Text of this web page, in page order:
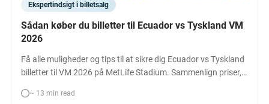
Ekspertindsigt i billetsalg
Sådan køber du billetter til Ecuador vs Tyskland VM
2026
Få alle muligheder og tips til at sikre dig Ecuador vs Tyskland
billetter til VM 2026 på MetLife Stadium. Sammenlign priser,
vej til at se topopgøret i New York/New Jersey live.
~ 13 min read